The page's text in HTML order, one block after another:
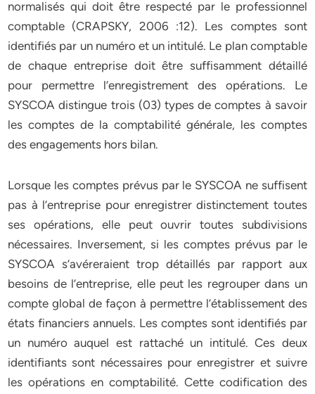
normalisés qui doit être respecté par le professionnel
comptable (CRAPSKY, 2006 :12). Les comptes sont
identifiés par un numéro et un intitulé. Le plan comptable
de chaque entreprise doit être suffisamment détaillé
pour permettre l’enregistrement des opérations. Le
SYSCOA distingue trois (03) types de comptes à savoir
les comptes de la comptabilité générale, les comptes
des engagements hors bilan.
Lorsque les comptes prévus par le SYSCOA ne suffisent
pas à l’entreprise pour enregistrer distinctement toutes
ses opérations, elle peut ouvrir toutes subdivisions
nécessaires. Inversement, si les comptes prévus par le
SYSCOA s’avéreraient trop détaillés par rapport aux
besoins de l’entreprise, elle peut les regrouper dans un
compte global de façon à permettre l’établissement des
états financiers annuels. Les comptes sont identifiés par
un numéro auquel est rattaché un intitulé. Ces deux
identifiants sont nécessaires pour enregistrer et suivre
les opérations en comptabilité. Cette codification des